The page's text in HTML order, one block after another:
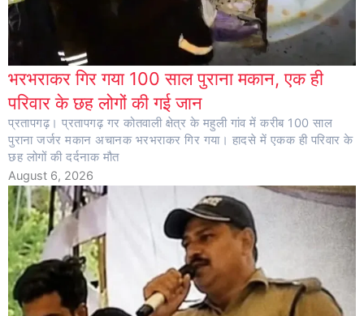
भरभराकर गिर गया 100 साल पुराना मकान, एक ही
परिवार के छह लोगों की गई जान
प्रतापगढ़। प्रतापगढ़ गर कोतवाली क्षेत्र के महुली गांव में करीब 100 साल
पुराना जर्जर मकान अचानक भरभराकर गिर गया। हादसे में एकक ही परिवार के
छह लोगों की दर्दनाक मौत
August 6, 2026